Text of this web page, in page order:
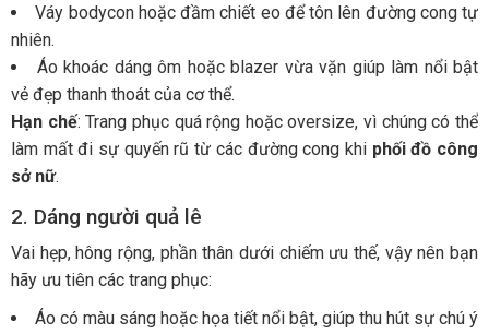
Váy bodycon hoặc đầm chiết eo để tôn lên đường cong tự
nhiên.
Áo khoác dáng ôm hoặc blazer vừa vặn giúp làm nổi bật
vẻ đẹp thanh thoát của cơ thể.
Hạn chế: Trang phục quá rộng hoặc oversize, vì chúng có thể
làm mất đi sự quyến rũ từ các đường cong khi phối đồ công
sở nữ.
2. Dáng người quả lê
Vai hẹp, hông rộng, phần thân dưới chiếm ưu thế, vậy nên bạn
hãy ưu tiên các trang phục:
Áo có màu sáng hoặc họa tiết nổi bật, giúp thu hút sự chú ý